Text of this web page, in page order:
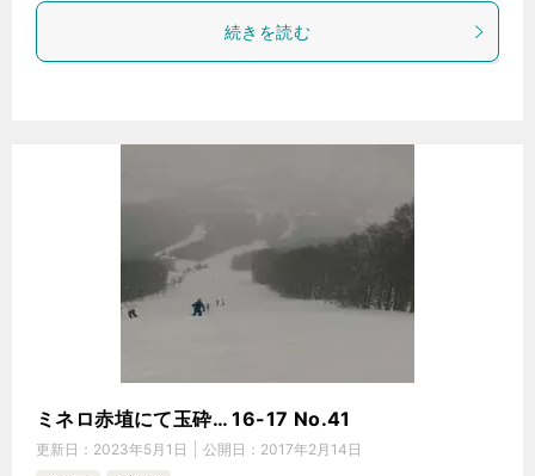
続きを読む
ミネロ赤埴にて玉砕… 16-17 No.41
更新日： 2023年5月1日 公開日： 2017年2月14日